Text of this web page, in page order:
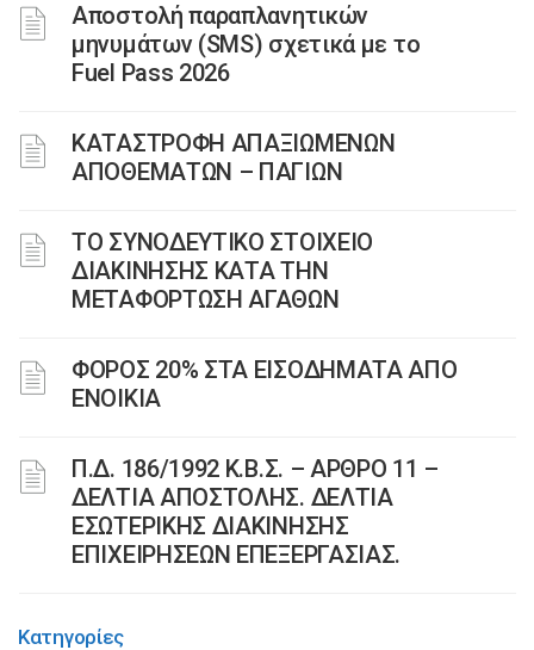
Αποστολή παραπλανητικών
μηνυμάτων (SMS) σχετικά με το
Fuel Pass 2026
ΚΑΤΑΣΤΡΟΦH ΑΠΑΞΙΩΜEΝΩΝ
ΑΠΟΘΕΜAΤΩΝ – ΠΑΓIΩΝ
ΤΟ ΣΥΝΟΔΕΥΤΙΚΟ ΣΤΟΙΧΕΙΟ
ΔΙΑΚΙΝΗΣΗΣ ΚΑΤΑ ΤΗΝ
ΜΕΤΑΦΟΡΤΩΣΗ ΑΓΑΘΩΝ
ΦΟΡΟΣ 20% ΣΤΑ ΕΙΣΟΔΗΜΑΤΑ ΑΠΟ
ΕΝΟΙΚΙΑ
Π.Δ. 186/1992 Κ.Β.Σ. – ΑΡΘΡΟ 11 –
ΔΕΛΤΙΑ ΑΠΟΣΤΟΛΗΣ. ΔΕΛΤΙΑ
ΕΣΩΤΕΡΙΚΗΣ ΔΙΑΚΙΝΗΣΗΣ
ΕΠΙΧΕΙΡΗΣΕΩΝ ΕΠΕΞΕΡΓΑΣΙΑΣ.
Κατηγορίες